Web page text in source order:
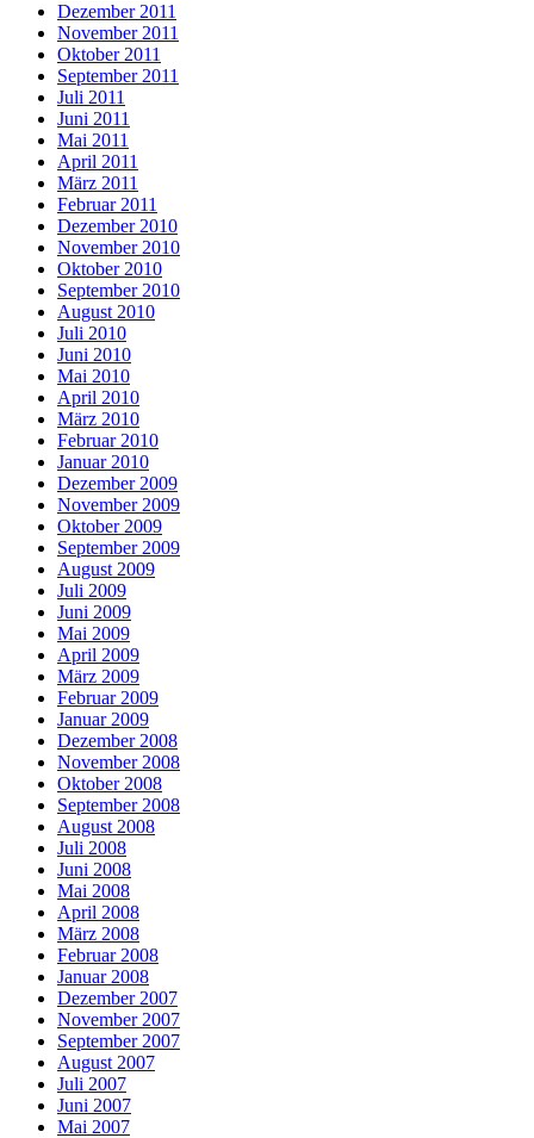
Dezember 2011
November 2011
Oktober 2011
September 2011
Juli 2011
Juni 2011
Mai 2011
April 2011
März 2011
Februar 2011
Dezember 2010
November 2010
Oktober 2010
September 2010
August 2010
Juli 2010
Juni 2010
Mai 2010
April 2010
März 2010
Februar 2010
Januar 2010
Dezember 2009
November 2009
Oktober 2009
September 2009
August 2009
Juli 2009
Juni 2009
Mai 2009
April 2009
März 2009
Februar 2009
Januar 2009
Dezember 2008
November 2008
Oktober 2008
September 2008
August 2008
Juli 2008
Juni 2008
Mai 2008
April 2008
März 2008
Februar 2008
Januar 2008
Dezember 2007
November 2007
September 2007
August 2007
Juli 2007
Juni 2007
Mai 2007